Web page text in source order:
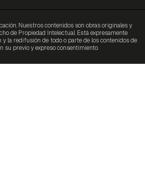
Nuestros contenidos son obras originales y
de Propiedad Intelectual. Está expresamente
la redifusión de todo o parte de los contenidos de
su previo y expreso consentimiento.